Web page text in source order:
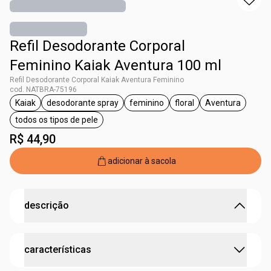
Refil Desodorante Corporal
Feminino Kaiak Aventura 100 ml
Refil Desodorante Corporal Kaiak Aventura Feminino
cod. NATBRA-75196
etiqueta Kaiak
Kaiak
etiqueta desodorante spray
desodorante spray
etiqueta feminino
feminino
etiqueta floral
floral
etiqueta
Aventura
etiqueta todos os tipos de pele
todos os tipos de pele
R$ 44,90
adicionar à sacola
descrição
favorito.
características